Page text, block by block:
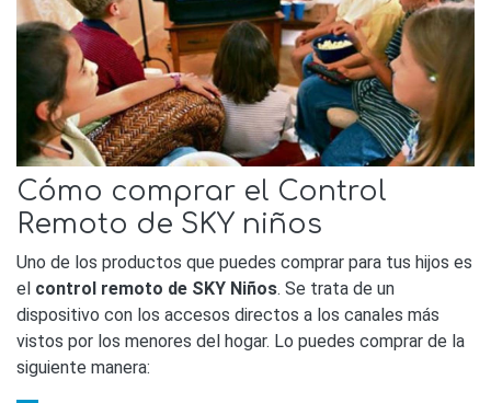
Cómo comprar el Control
Remoto de SKY niños
Uno de los productos que puedes comprar para tus hijos es
el control remoto de SKY Niños. Se trata de un
dispositivo con los accesos directos a los canales más
vistos por los menores del hogar. Lo puedes comprar de la
siguiente manera: